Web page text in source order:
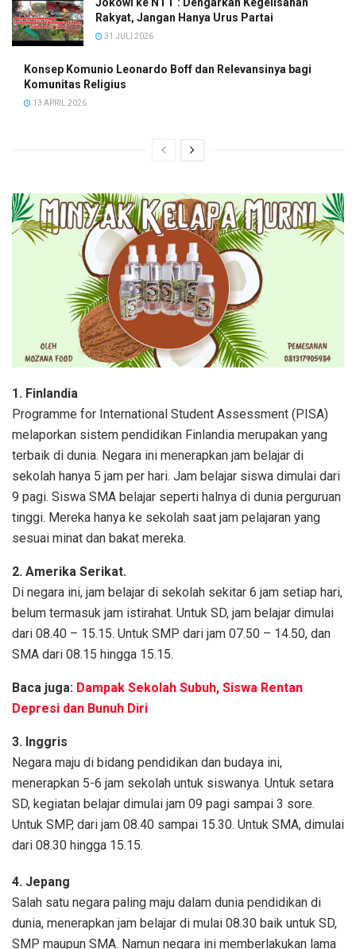
Rakyat, Jangan Hanya Urus Partai
31 JULI 2026
Konsep Komunio Leonardo Boff dan Relevansinya bagi
Komunitas Religius
13 APRIL 2026
1. Finlandia
Programme for International Student Assessment (PISA)
melaporkan sistem pendidikan Finlandia merupakan yang
terbaik di dunia. Negara ini menerapkan jam belajar di
sekolah hanya 5 jam per hari. Jam belajar siswa dimulai dari
9 pagi. Siswa SMA belajar seperti halnya di dunia perguruan
tinggi. Mereka hanya ke sekolah saat jam pelajaran yang
sesuai minat dan bakat mereka.
2. Amerika Serikat.
Di negara ini, jam belajar di sekolah sekitar 6 jam setiap hari,
belum termasuk jam istirahat. Untuk SD, jam belajar dimulai
dari 08.40 – 15.15. Untuk SMP dari jam 07.50 – 14.50, dan
SMA dari 08.15 hingga 15.15.
Baca juga: Dampak Sekolah Subuh, Siswa Rentan
Depresi dan Bunuh Diri
3. Inggris
Negara maju di bidang pendidikan dan budaya ini,
menerapkan 5-6 jam sekolah untuk siswanya. Untuk setara
SD, kegiatan belajar dimulai jam 09 pagi sampai 3 sore.
Untuk SMP, dari jam 08.40 sampai 15.30. Untuk SMA, dimulai
dari 08.30 hingga 15.15.
4. Jepang
Salah satu negara paling maju dalam dunia pendidikan di
dunia, menerapkan jam belajar di mulai 08.30 baik untuk SD,
SMP maupun SMA. Namun negara ini memberlakukan lama